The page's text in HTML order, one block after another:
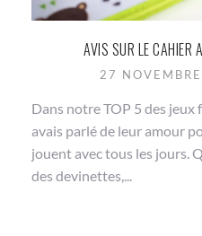
AVIS SUR LE CAHIER
27
Dans notre TOP 5 des jeux
avais parlé de leur amour
jouent avec tous les jours.
des devinettes,...